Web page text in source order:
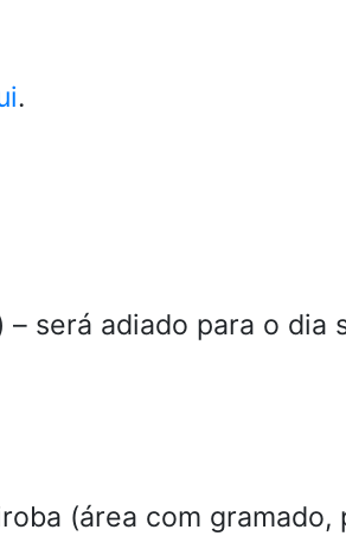
.
será adiado para o dia
(área com